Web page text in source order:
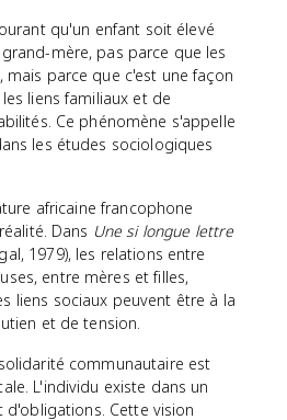
qu'un enfant soit élevé
mère, pas parce que les
parce que c'est une façon
liens familiaux et de
Ce phénomène s'appelle
les études sociologiques
africaine francophone
Dans Une si longue lettre
1979), les relations entre
entre mères et filles,
liens sociaux peuvent être à la
et de tension.
communautaire est
L'individu existe dans un
d'obligations. Cette vision